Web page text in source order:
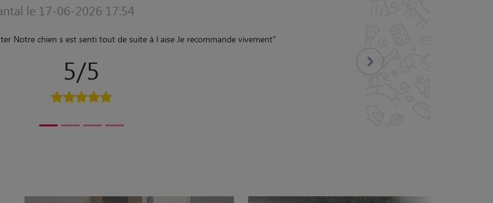
le 20-01-2026 11:48
Notre grand chien (Greyster) pourtant très peureux et gérant difficilement ses
Bonne expérience pour lui. Je recommande.
5/5